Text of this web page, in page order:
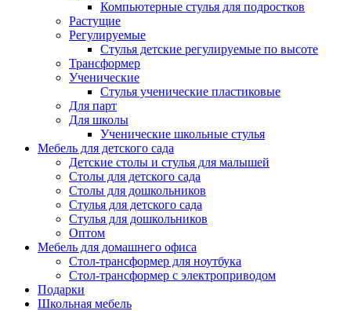
Компьютерные стулья для подростков
Растущие
Регулируемые
Стулья детские регулируемые по высоте
Трансформер
Ученические
Стулья ученические пластиковые
Для парт
Для школы
Ученические школьные стулья
Мебель для детского сада
Детские столы и стулья для малышей
Столы для детского сада
Столы для дошкольников
Стулья для детского сада
Стулья для дошкольников
Оптом
Мебель для домашнего офиса
Стол-трансформер для ноутбука
Стол-трансформер с электроприводом
Подарки
Школьная мебель